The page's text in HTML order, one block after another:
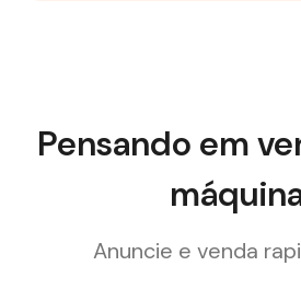
Pensando em
Anuncie e venda